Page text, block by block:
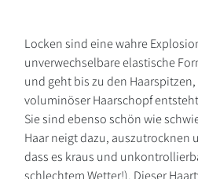
Locken sind eine wahre
unverwechselbare elastische
und geht bis zu den
voluminöser Haarschopf
Sie sind ebenso schön wie
Haar neigt dazu, auszutrocknen
dass es kraus und
schlechtem Wetter!). Dieser